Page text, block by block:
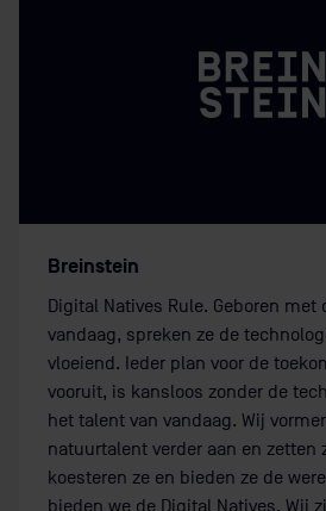
Breinstein
Digital Natives Rule. Geboren met
vandaag, spreken ze de
vloeiend. Ieder plan voor de
vooruit, is kansloos zonder de
het talent van vandaag. Wij
natuurtalent verder aan en zetten
koesteren ze en bieden ze de
bieden we de Digital Natives. Wij